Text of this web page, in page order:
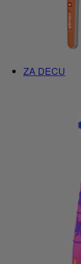
ZA DECU